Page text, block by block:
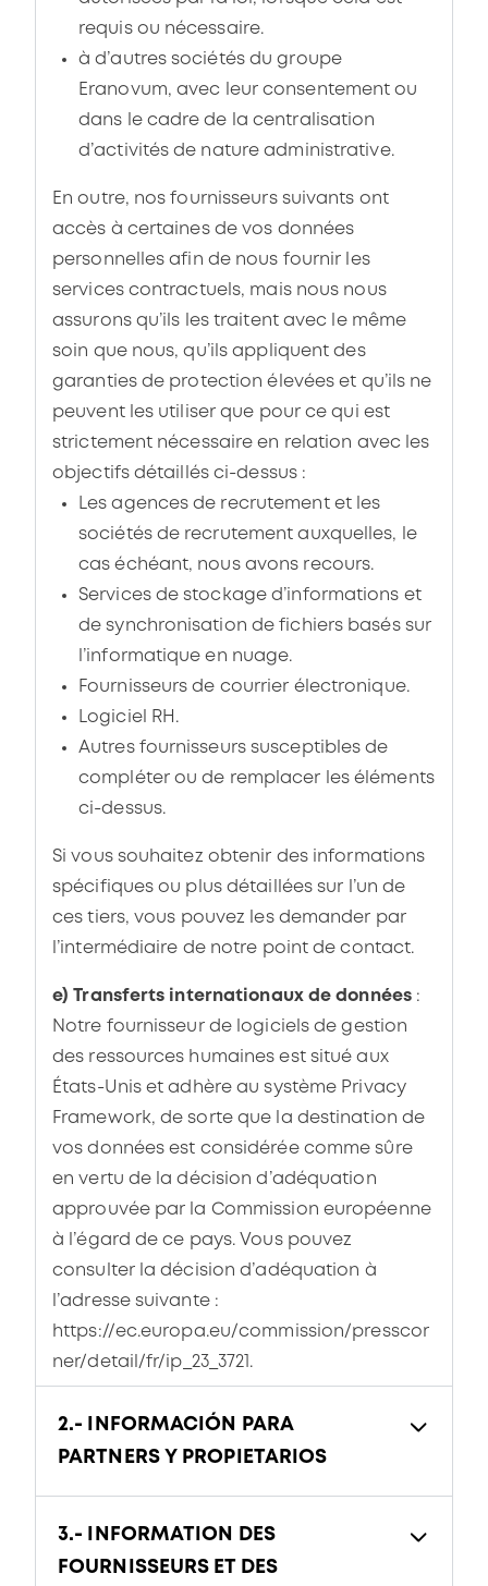
requis ou nécessaire.
à d’autres sociétés du groupe
Eranovum, avec leur consentement ou
dans le cadre de la centralisation
d’activités de nature administrative.
En outre, nos fournisseurs suivants ont
accès à certaines de vos données
personnelles afin de nous fournir les
services contractuels, mais nous nous
assurons qu’ils les traitent avec le même
soin que nous, qu’ils appliquent des
garanties de protection élevées et qu’ils ne
peuvent les utiliser que pour ce qui est
strictement nécessaire en relation avec les
objectifs détaillés ci-dessus :
Les agences de recrutement et les
sociétés de recrutement auxquelles, le
cas échéant, nous avons recours.
Services de stockage d’informations et
de synchronisation de fichiers basés sur
l’informatique en nuage.
Fournisseurs de courrier électronique.
Logiciel RH.
Autres fournisseurs susceptibles de
compléter ou de remplacer les éléments
ci-dessus.
Si vous souhaitez obtenir des informations
spécifiques ou plus détaillées sur l’un de
ces tiers, vous pouvez les demander par
l’intermédiaire de notre point de contact.
e) Transferts internationaux de données :
Notre fournisseur de logiciels de gestion
des ressources humaines est situé aux
États-Unis et adhère au système Privacy
Framework, de sorte que la destination de
vos données est considérée comme sûre
en vertu de la décision d’adéquation
approuvée par la Commission européenne
à l’égard de ce pays. Vous pouvez
consulter la décision d’adéquation à
l’adresse suivante :
https://ec.europa.eu/commission/presscor
ner/detail/fr/ip_23_3721.
2.- INFORMACIÓN PARA
PARTNERS Y PROPIETARIOS
3.- INFORMATION DES
FOURNISSEURS ET DES